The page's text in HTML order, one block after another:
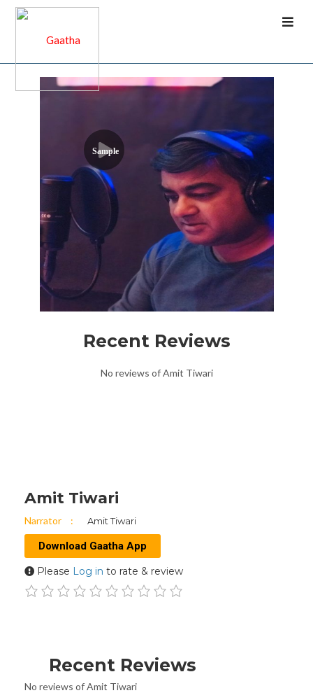
Sample
Recent Reviews
No reviews of Amit Tiwari
Amit Tiwari
Narrator Amit Tiwari
Download Gaatha App
Please Log in to rate & review
Recent Reviews
No reviews of Amit Tiwari